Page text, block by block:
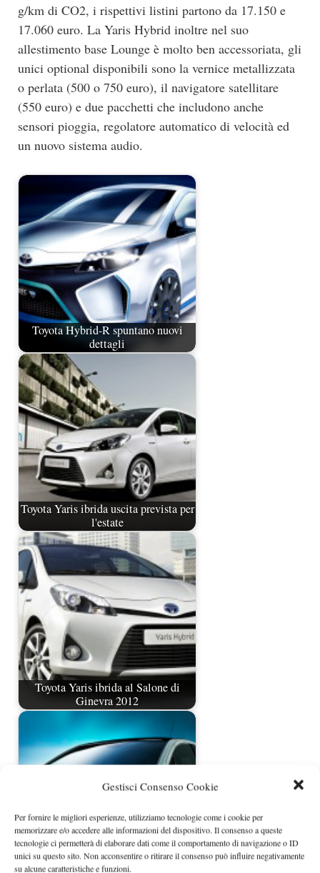
Gestisci Consenso Cookie
Per fornire le migliori esperienze, utilizziamo tecnologie come i cookie per
memorizzare e/o accedere alle informazioni del dispositivo. Il consenso a queste
tecnologie ci permetterà di elaborare dati come il comportamento di navigazione o ID
unici su questo sito. Non acconsentire o ritirare il consenso può influire negativamente
su alcune caratteristiche e funzioni.
g/km di CO2, i rispettivi listini partono da 17.150 e
17.060 euro. La Yaris Hybrid inoltre nel suo
allestimento base Lounge è molto ben accessoriata, gli
unici optional disponibili sono la vernice metallizzata
o perlata (500 o 750 euro), il navigatore satellitare
(550 euro) e due pacchetti che includono anche
sensori pioggia, regolatore automatico di velocità ed
un nuovo sistema audio.
Toyota Hybrid-R spuntano nuovi
dettagli
Toyota Yaris ibrida uscita prevista per
l'estate
Toyota Yaris ibrida al Salone di
Ginevra 2012
Toyota Yaris restyling prime